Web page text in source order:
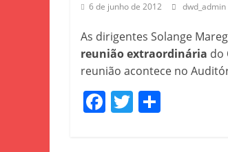
6 de junho de 2012 dwd_admin
As dirigentes Solange
reunião extraordinária do
reunião acontece no
F T